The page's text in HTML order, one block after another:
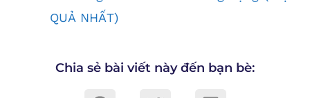
QUẢ NHẤT)
Chia sẻ bài viết này đến bạn bè: